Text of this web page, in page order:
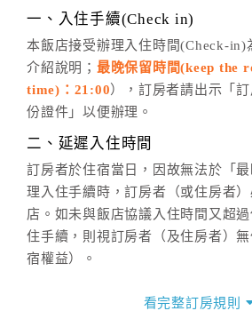
※非客服時間之申辦異動，皆為次日
五、客服時間
週一至週日，上午9:00～晚上6:00
六、聯絡方式
(07)9682715 。
一、入住手續(Check in)
本飯店接受辦理入住時間(Check-in)
介紹說明； 最晚保留時間(keep the
time)：21:00），訂房者請出示「
份證件」以便辦理。
二、延遲入住時間
訂房者於住宿當日，因故無法於「
理入住手續時，訂房者（或住房者
店。如未與飯店協議入住時間又超
住手續，則視訂房者（及住房者）
宿權益）。
看完整訂房規則